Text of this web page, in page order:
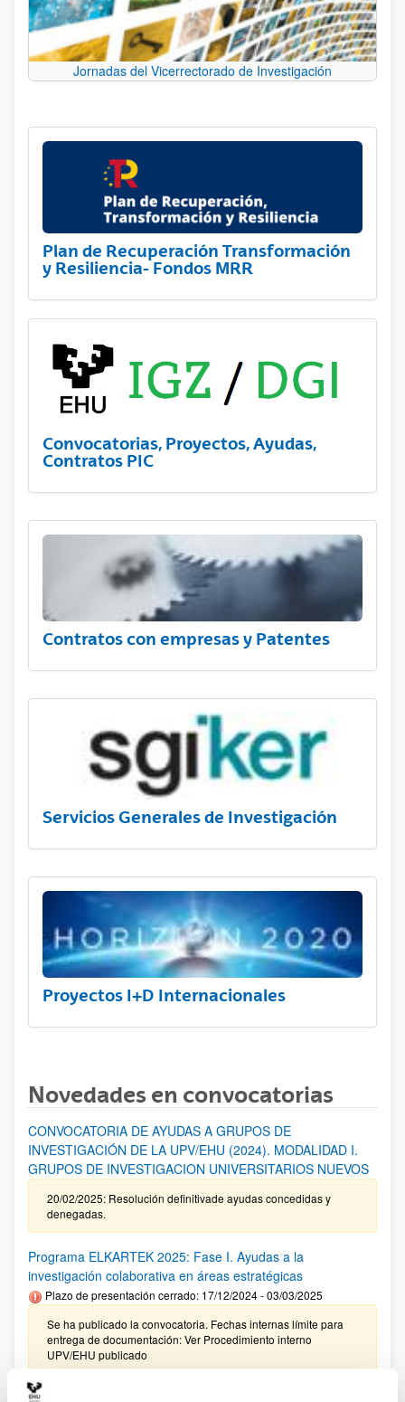
Jornadas del Vicerrectorado de Investigación
Plan de Recuperación Transformación
y Resiliencia- Fondos MRR
Convocatorias, Proyectos, Ayudas,
Contratos PIC
Contratos con empresas y Patentes
Servicios Generales de Investigación
Proyectos I+D Internacionales
Novedades en convocatorias
CONVOCATORIA DE AYUDAS A GRUPOS DE
INVESTIGACIÓN DE LA UPV/EHU (2024). MODALIDAD I.
GRUPOS DE INVESTIGACION UNIVERSITARIOS NUEVOS
20/02/2025: Resolución definitivade ayudas concedidas y
denegadas.
Programa ELKARTEK 2025: Fase I. Ayudas a la
investigación colaborativa en áreas estratégicas
Plazo de presentación cerrado: 17/12/2024 - 03/03/2025
Se ha publicado la convocatoria. Fechas internas límite para
entrega de documentación: Ver Procedimiento interno
UPV/EHU publicado
Convocatoria de subvenciones de la Fundación